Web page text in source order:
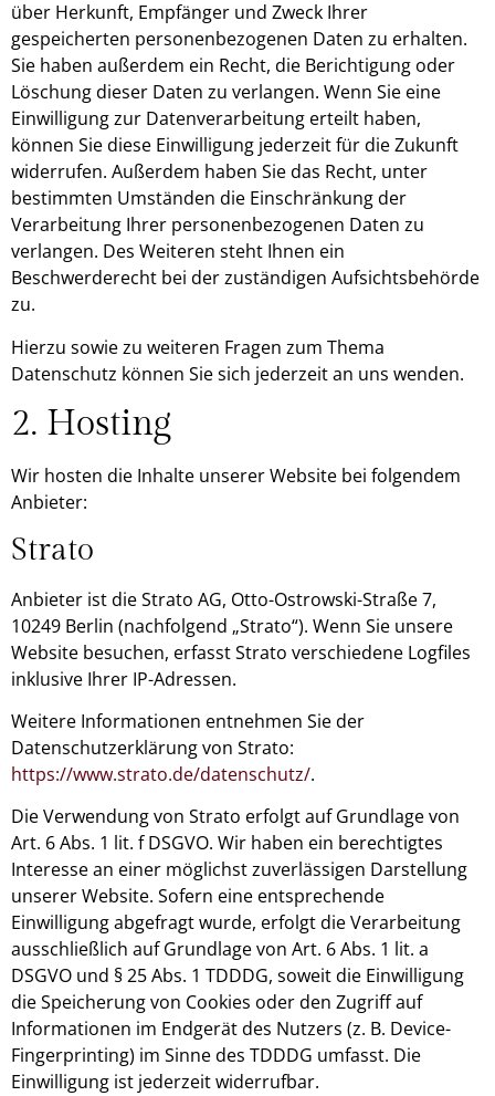
über Herkunft, Empfänger und Zweck Ihrer
gespeicherten personenbezogenen Daten zu erhalten.
Sie haben außerdem ein Recht, die Berichtigung oder
Löschung dieser Daten zu verlangen. Wenn Sie eine
Einwilligung zur Datenverarbeitung erteilt haben,
können Sie diese Einwilligung jederzeit für die Zukunft
widerrufen. Außerdem haben Sie das Recht, unter
bestimmten Umständen die Einschränkung der
Verarbeitung Ihrer personenbezogenen Daten zu
verlangen. Des Weiteren steht Ihnen ein
Beschwerderecht bei der zuständigen Aufsichtsbehörde
zu.
Hierzu sowie zu weiteren Fragen zum Thema
Datenschutz können Sie sich jederzeit an uns wenden.
2. Hosting
Wir hosten die Inhalte unserer Website bei folgendem
Anbieter:
Strato
Anbieter ist die Strato AG, Otto-Ostrowski-Straße 7,
10249 Berlin (nachfolgend „Strato“). Wenn Sie unsere
Website besuchen, erfasst Strato verschiedene Logfiles
inklusive Ihrer IP-Adressen.
Weitere Informationen entnehmen Sie der
Datenschutzerklärung von Strato:
https://www.strato.de/datenschutz/.
Die Verwendung von Strato erfolgt auf Grundlage von
Art. 6 Abs. 1 lit. f DSGVO. Wir haben ein berechtigtes
Interesse an einer möglichst zuverlässigen Darstellung
unserer Website. Sofern eine entsprechende
Einwilligung abgefragt wurde, erfolgt die Verarbeitung
ausschließlich auf Grundlage von Art. 6 Abs. 1 lit. a
DSGVO und § 25 Abs. 1 TDDDG, soweit die Einwilligung
die Speicherung von Cookies oder den Zugriff auf
Informationen im Endgerät des Nutzers (z. B. Device-
Fingerprinting) im Sinne des TDDDG umfasst. Die
Einwilligung ist jederzeit widerrufbar.